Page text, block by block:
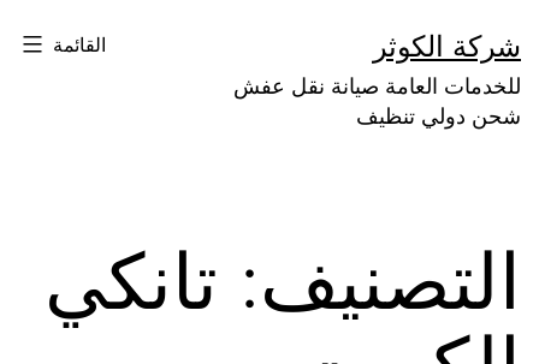
إلى
المحتوى
شركة الكوثر
للخدمات العامة صيانة نقل عفش
شحن دولي تنظيف
القائمة
التصنيف: تانكي